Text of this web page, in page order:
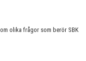
olika frågor som berör SBK